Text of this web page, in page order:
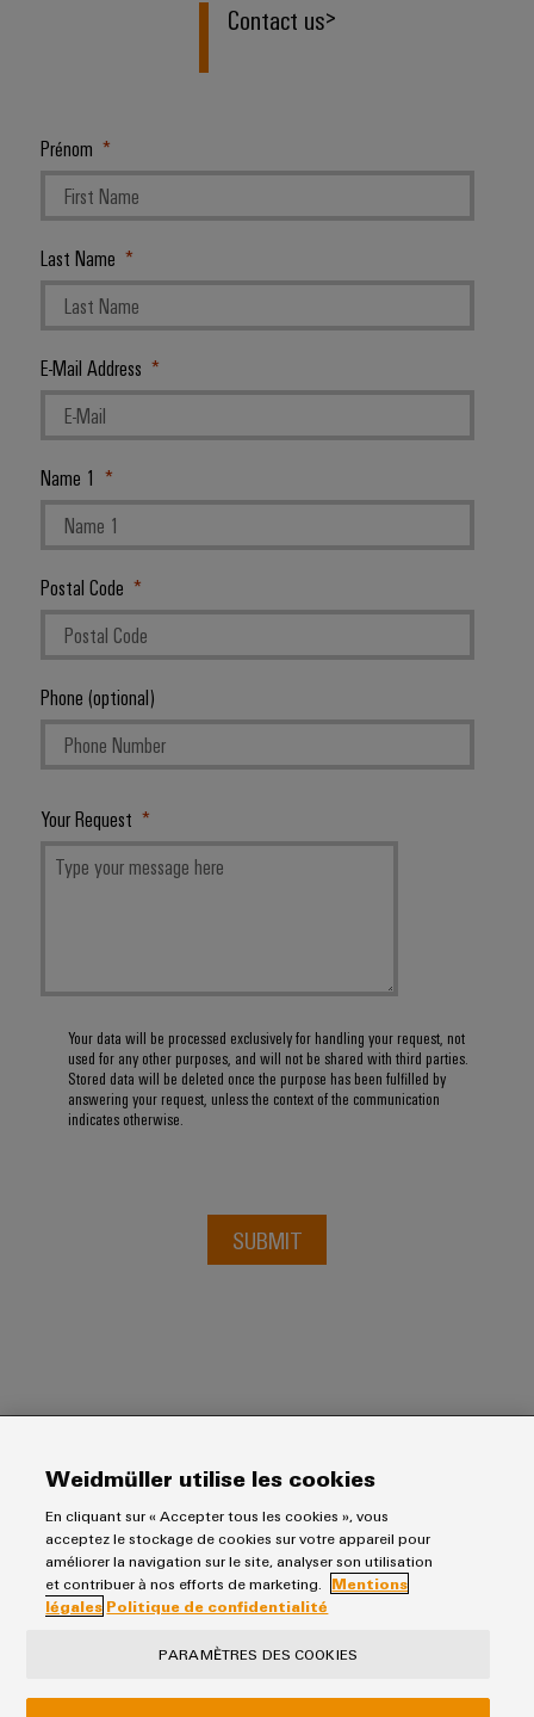
Contact us>
Prénom
Last Name
E-Mail Address
Name 1
Postal Code
Phone (optional)
Your Request
Your data will be processed exclusively for handling your request, not
used for any other purposes, and will not be shared with third parties.
Stored data will be deleted once the purpose has been fulfilled by
answering your request, unless the context of the communication
indicates otherwise.
SUBMIT
Weidmuller Ltee.
10 Spy Court
Markham, Ontario L3R 5H6
Téléphone: (800) 268-4080
Weidmüller utilise les cookies
En cliquant sur « Accepter tous les cookies », vous
acceptez le stockage de cookies sur votre appareil pour
améliorer la navigation sur le site, analyser son utilisation
et contribuer à nos efforts de marketing.
Mentions
légales Politique de confidentialité
PARAMÈTRES DES COOKIES